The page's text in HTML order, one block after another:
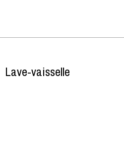
Lave-vaisselle